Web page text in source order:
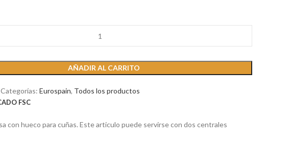
AÑADIR AL CARRITO
Categorías: Eurospain, Todos los productos
FSC
con hueco para cuñas. Este articulo puede servirse con dos centrales